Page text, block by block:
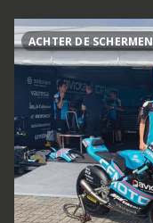
ACHTER DE SCHERMEN